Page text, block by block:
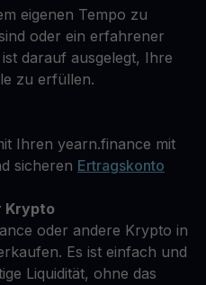
eigenen Tempo zu
oder ein erfahrener
darauf ausgelegt, Ihre
zu erfüllen.
Ihren yearn.finance mit
sicheren Ertragskonto
Krypto
oder andere Krypto in
Es ist einfach und
Liquidität, ohne das